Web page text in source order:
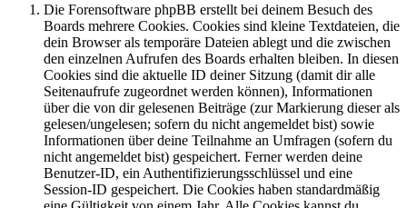
Die Forensoftware phpBB erstellt bei deinem Besuch des
Boards mehrere Cookies. Cookies sind kleine Textdateien, die
dein Browser als temporäre Dateien ablegt und die zwischen
den einzelnen Aufrufen des Boards erhalten bleiben. In diesen
Cookies sind die aktuelle ID deiner Sitzung (damit dir alle
Seitenaufrufe zugeordnet werden können), Informationen
über die von dir gelesenen Beiträge (zur Markierung dieser als
gelesen/ungelesen; sofern du nicht angemeldet bist) sowie
Informationen über deine Teilnahme an Umfragen (sofern du
nicht angemeldet bist) gespeichert. Ferner werden deine
Benutzer-ID, ein Authentifizierungsschlüssel und eine
Session-ID gespeichert. Die Cookies haben standardmäßig